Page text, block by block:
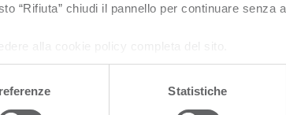
“Rifiuta” chiudi il pannello per continuare senza
alla cookie policy completa del sito.
Statistiche